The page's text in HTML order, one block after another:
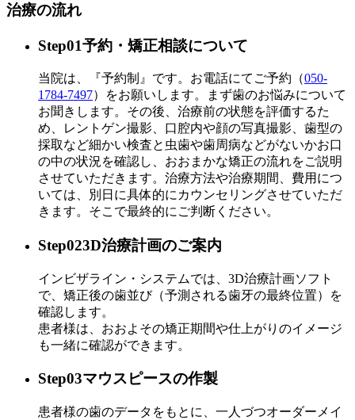
治療の流れ
Step01予約・矯正相談について
当院は、『予約制』です。お電話にてご予約（050-
1784-7497）をお願いします。まず歯のお悩みについて
お聞きします。その後、治療前の状態を評価するた
め、レントゲン撮影、口腔内や顔の写真撮影、歯型の
採取など細かい検査と虫歯や歯周病などがないかお口
の中の状況を確認し、おおまかな矯正の流れをご説明
させていただきます。治療方法や治療期間、費用につ
いては、別日に具体的にカウンセリングさせていただ
きます。そこで最終的にご判断ください。
Step023D治療計画のご案内
インビザライン・システムでは、3D治療計画ソフト
で、矯正後の歯並び（予測される歯牙の最終位置）を
確認します。
患者様は、おおよその矯正期間や仕上がりのイメージ
も一緒に確認ができます。
Step03マウスピースの作製
患者様の歯のデータをもとに、一人づつオーダーメイ